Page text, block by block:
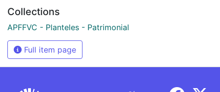
Collections
APFFVC - Planteles - Patrimonial
Full item page